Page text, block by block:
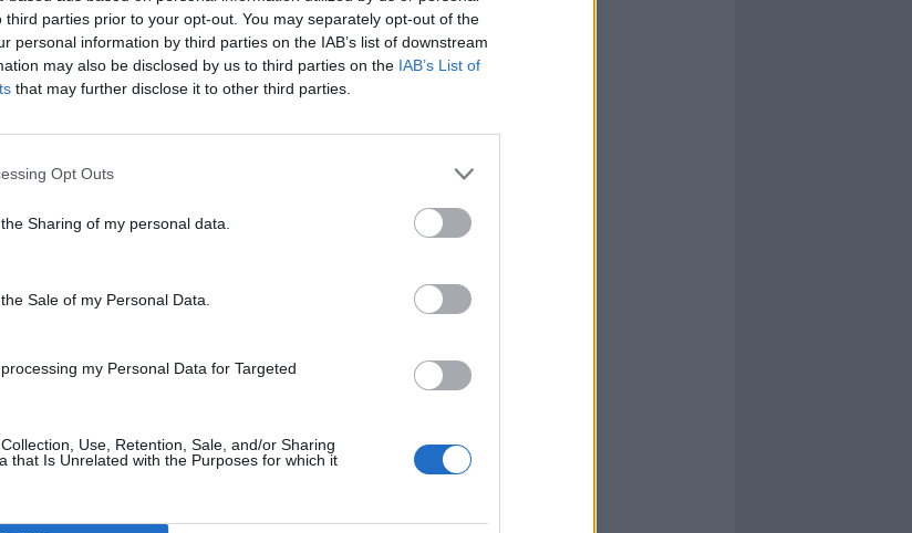
third parties prior to your opt-out. You may separately opt-out of the
personal information by third parties on the IAB’s list of downstream
may also be disclosed by us to third parties on the IAB’s List of
that may further disclose it to other third parties.
Opt Outs
Sharing of my personal data.
Sale of my Personal Data.
my Personal Data for Targeted
Use, Retention, Sale, and/or Sharing
that Is Unrelated with the Purposes for which it